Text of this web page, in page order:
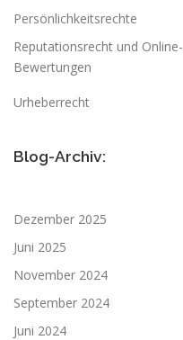
Persönlichkeitsrechte
Reputationsrecht und Online-
Bewertungen
Urheberrecht
Blog-Archiv:
Dezember 2025
Juni 2025
November 2024
September 2024
Juni 2024